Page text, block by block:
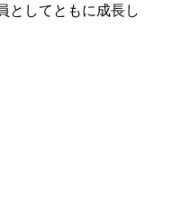
としてともに成長し